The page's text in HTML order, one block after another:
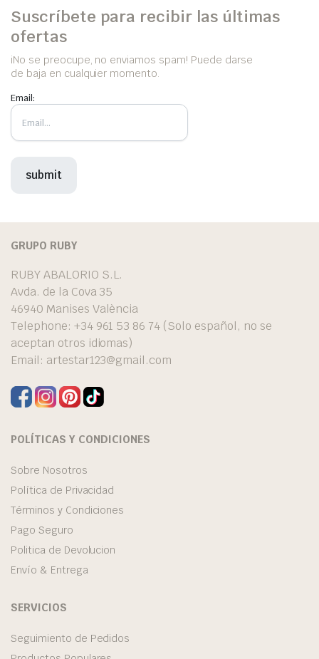
Suscríbete para recibir las últimas
ofertas
iNo se preocupe, no enviamos spam! Puede darse
de baja en cualquier momento.
Email:
GRUPO RUBY
RUBY ABALORIO S.L.
Avda. de la Cova 35
46940 Manises València
Telephone: +34 961 53 86 74 (Solo español, no se
aceptan otros idiomas)
Email: artestar123@gmail.com
POLÍTICAS Y CONDICIONES
Sobre Nosotros
Política de Privacidad
Términos y Condiciones
Pago Seguro
Politica de Devolucion
Envío & Entrega
SERVICIOS
Seguimiento de Pedidos